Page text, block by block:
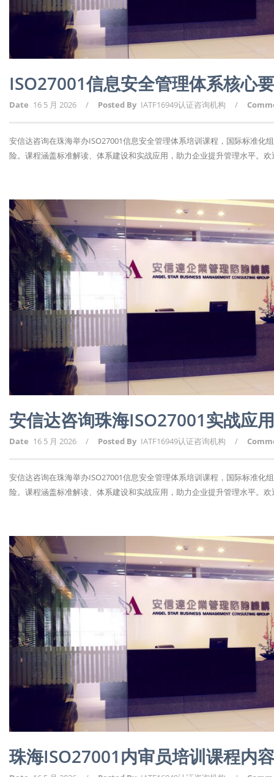
ISO27001信息安全管理体系核心
Date 16 5 月 2026 / Posted By IATF16949认证咨询机构 /
安信达咨询在珠海举办ISO27001信息安全管理体系培训课程，国际标准
险。课程涵盖标准解读、体系建设和实战应用，助力企业提升管理水平。
安信达咨询珠海ISO27001实战应
Date 16 5 月 2026 / Posted By IATF16949认证咨询机构 /
安信达咨询在珠海举办ISO27001信息安全管理体系培训课程，国际标准
险。课程涵盖标准解读、体系建设和实战应用，助力企业提升管理水平。
珠海ISO27001内审员培训课程内